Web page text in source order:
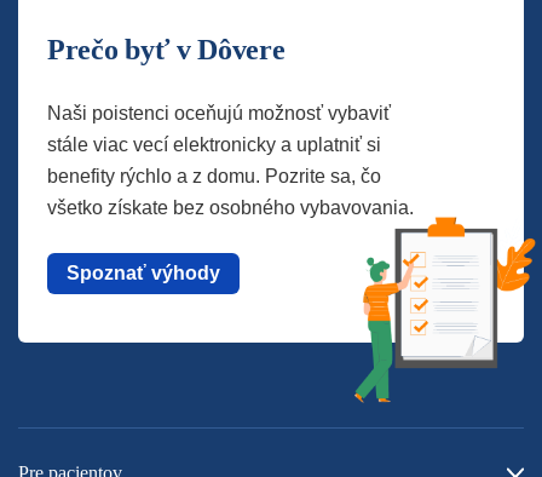
Prečo byť v Dôvere
Naši poistenci oceňujú možnosť vybaviť
stále viac vecí elektronicky a uplatniť si
benefity rýchlo a z domu. Pozrite sa, čo
všetko získate bez osobného vybavovania.
Spoznať výhody
Pre pacientov